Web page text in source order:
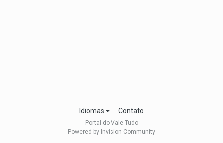
Idiomas Contato
Portal do Vale Tudo
Powered by Invision Community